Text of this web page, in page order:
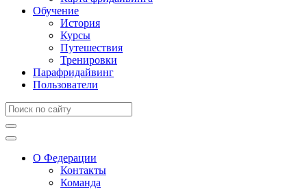
Обучение
История
Курсы
Путешествия
Тренировки
Парафридайвинг
Пользователи
О Федерации
Контакты
Команда